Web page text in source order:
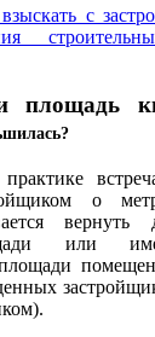
с
площадь
о
или